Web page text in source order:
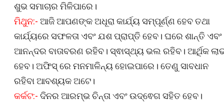
ଶୁଭ ସମାଚାର ମିଳିପାରେ।
ମିଥୁନ:- ଆଜି ଆପଣଙ୍କ ଅଧୂରା କାର୍ଯ୍ୟ ସମ୍ପୂର୍ଣ୍ଣ ହେବ ତଥା
କାର୍ଯ୍ୟରେ ସଫଳତା ଏବଂ ଯଶ ପ୍ରାପ୍ତି ହେବ। ଘରେ ଶାନ୍ତି ଏବଂ
ଆନନ୍ଦର ବାତାବରଣ ରହିବ। ସ୍ଵାସ୍ଥ୍ୟ ଭଲ ରହିବ। ଆର୍ଥିକ
ହେବ। ଅଫିସ୍ ରେ ମନମାଳିନ୍ୟ ହୋଇପାରେ। ତେଣୁ ସାବଧାନ
ରହିବା ଆବଶ୍ୟକ ଅଟେ।
କର୍କଟ:- ଦିନର ଆରମ୍ଭ ଚିନ୍ତା ଏବଂ ଉଦ୍ଵେଗ ସହିତ ହେବ।